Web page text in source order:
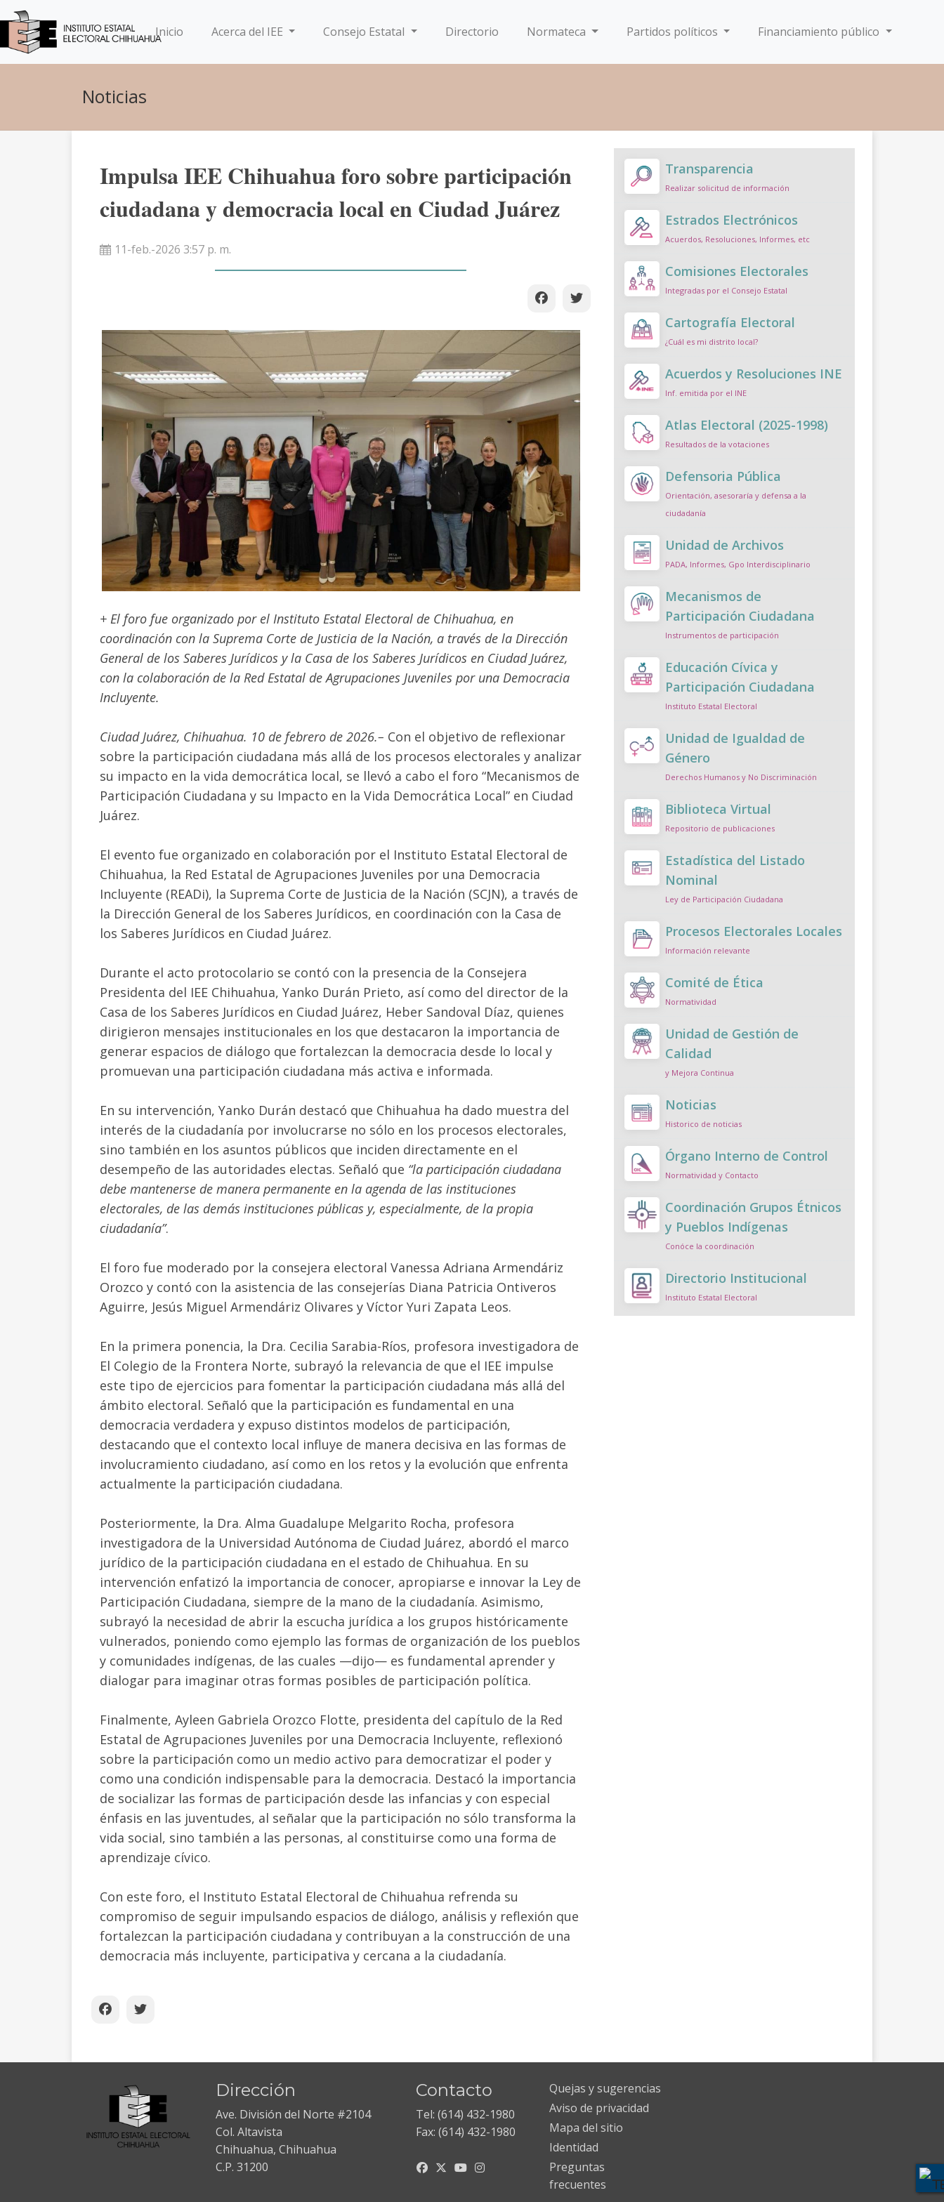
Inicio(current)Acerca del IEE Consejo Estatal Directorio Normateca Partidos políticos Financiamiento público
Noticias
Impulsa IEE Chihuahua foro sobre participación
ciudadana y democracia local en Ciudad Juárez
11-feb.-2026 3:57 p. m.
+ El foro fue organizado por el Instituto Estatal Electoral de Chihuahua, en
coordinación con la Suprema Corte de Justicia de la Nación, a través de la Dirección
General de los Saberes Jurídicos y la Casa de los Saberes Jurídicos en Ciudad Juárez,
con la colaboración de la Red Estatal de Agrupaciones Juveniles por una Democracia
Incluyente.
Ciudad Juárez, Chihuahua. 10 de febrero de 2026.– Con el objetivo de reflexionar
sobre la participación ciudadana más allá de los procesos electorales y analizar
su impacto en la vida democrática local, se llevó a cabo el foro “Mecanismos de
Participación Ciudadana y su Impacto en la Vida Democrática Local” en Ciudad
Juárez.
El evento fue organizado en colaboración por el Instituto Estatal Electoral de
Chihuahua, la Red Estatal de Agrupaciones Juveniles por una Democracia
Incluyente (READi), la Suprema Corte de Justicia de la Nación (SCJN), a través de
la Dirección General de los Saberes Jurídicos, en coordinación con la Casa de
los Saberes Jurídicos en Ciudad Juárez.
Durante el acto protocolario se contó con la presencia de la Consejera
Presidenta del IEE Chihuahua, Yanko Durán Prieto, así como del director de la
Casa de los Saberes Jurídicos en Ciudad Juárez, Heber Sandoval Díaz, quienes
dirigieron mensajes institucionales en los que destacaron la importancia de
generar espacios de diálogo que fortalezcan la democracia desde lo local y
promuevan una participación ciudadana más activa e informada.
En su intervención, Yanko Durán destacó que Chihuahua ha dado muestra del
interés de la ciudadanía por involucrarse no sólo en los procesos electorales,
sino también en los asuntos públicos que inciden directamente en el
desempeño de las autoridades electas. Señaló que “la participación ciudadana
debe mantenerse de manera permanente en la agenda de las instituciones
electorales, de las demás instituciones públicas y, especialmente, de la propia
ciudadanía”.
El foro fue moderado por la consejera electoral Vanessa Adriana Armendáriz
Orozco y contó con la asistencia de las consejerías Diana Patricia Ontiveros
Aguirre, Jesús Miguel Armendáriz Olivares y Víctor Yuri Zapata Leos.
En la primera ponencia, la Dra. Cecilia Sarabia-Ríos, profesora investigadora de
El Colegio de la Frontera Norte, subrayó la relevancia de que el IEE impulse
este tipo de ejercicios para fomentar la participación ciudadana más allá del
ámbito electoral. Señaló que la participación es fundamental en una
democracia verdadera y expuso distintos modelos de participación,
destacando que el contexto local influye de manera decisiva en las formas de
involucramiento ciudadano, así como en los retos y la evolución que enfrenta
actualmente la participación ciudadana.
Posteriormente, la Dra. Alma Guadalupe Melgarito Rocha, profesora
investigadora de la Universidad Autónoma de Ciudad Juárez, abordó el marco
jurídico de la participación ciudadana en el estado de Chihuahua. En su
intervención enfatizó la importancia de conocer, apropiarse e innovar la Ley de
Participación Ciudadana, siempre de la mano de la ciudadanía. Asimismo,
subrayó la necesidad de abrir la escucha jurídica a los grupos históricamente
vulnerados, poniendo como ejemplo las formas de organización de los pueblos
y comunidades indígenas, de las cuales —dijo— es fundamental aprender y
dialogar para imaginar otras formas posibles de participación política.
Finalmente, Ayleen Gabriela Orozco Flotte, presidenta del capítulo de la Red
Estatal de Agrupaciones Juveniles por una Democracia Incluyente, reflexionó
sobre la participación como un medio activo para democratizar el poder y
como una condición indispensable para la democracia. Destacó la importancia
de socializar las formas de participación desde las infancias y con especial
énfasis en las juventudes, al señalar que la participación no sólo transforma la
vida social, sino también a las personas, al constituirse como una forma de
aprendizaje cívico.
Con este foro, el Instituto Estatal Electoral de Chihuahua refrenda su
compromiso de seguir impulsando espacios de diálogo, análisis y reflexión que
fortalezcan la participación ciudadana y contribuyan a la construcción de una
democracia más incluyente, participativa y cercana a la ciudadanía.
Transparencia
Realizar solicitud de información
Estrados Electrónicos
Acuerdos, Resoluciones, Informes, etc
Comisiones Electorales
Integradas por el Consejo Estatal
Cartografía Electoral
¿Cuál es mi distrito local?
Acuerdos y Resoluciones INE
Inf. emitida por el INE
Atlas Electoral (2025-1998)
Resultados de la votaciones
Defensoria Pública
Orientación, asesoraría y defensa a la
ciudadanía
Unidad de Archivos
PADA, Informes, Gpo Interdisciplinario
Mecanismos de
Participación Ciudadana
Instrumentos de participación
Educación Cívica y
Participación Ciudadana
Instituto Estatal Electoral
Unidad de Igualdad de
Género
Derechos Humanos y No Discriminación
Biblioteca Virtual
Repositorio de publicaciones
Estadística del Listado
Nominal
Ley de Participación Ciudadana
Procesos Electorales Locales
Información relevante
Comité de Ética
Normatividad
Unidad de Gestión de
Calidad
y Mejora Continua
Noticias
Historico de noticias
Órgano Interno de Control
Normatividad y Contacto
Coordinación Grupos Étnicos
y Pueblos Indígenas
Conóce la coordinación
Directorio Institucional
Instituto Estatal Electoral
Dirección
Ave. División del Norte #2104
Col. Altavista
Chihuahua, Chihuahua
C.P. 31200
Contacto
Tel: (614) 432-1980
Fax: (614) 432-1980
Quejas y sugerencias
Aviso de privacidad
Mapa del sitio
Identidad
Preguntas
frecuentes